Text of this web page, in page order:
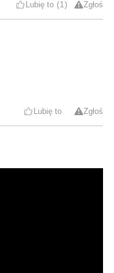
Lubię to 1 Zgłoś
Lubię to Zgłoś